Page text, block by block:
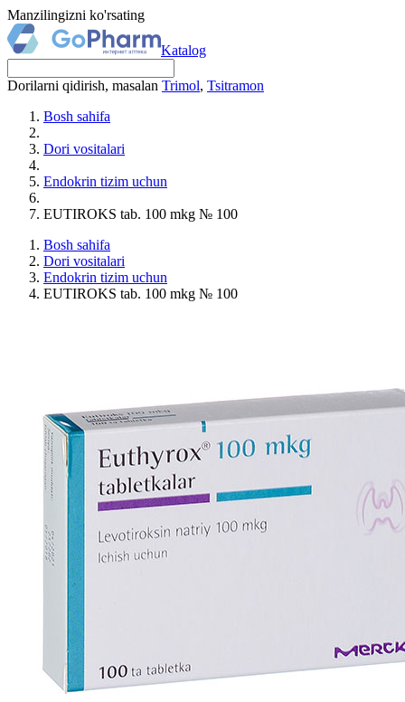
Manzilingizni ko'rsating
Katalog
Dorilarni qidirish, masalan Trimol, Tsitramon
Bosh sahifa
Dori vositalari
Endokrin tizim uchun
EUTIROKS tab. 100 mkg № 100
Bosh sahifa
Dori vositalari
Endokrin tizim uchun
EUTIROKS tab. 100 mkg № 100